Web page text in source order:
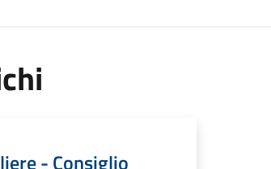
- Consiglio